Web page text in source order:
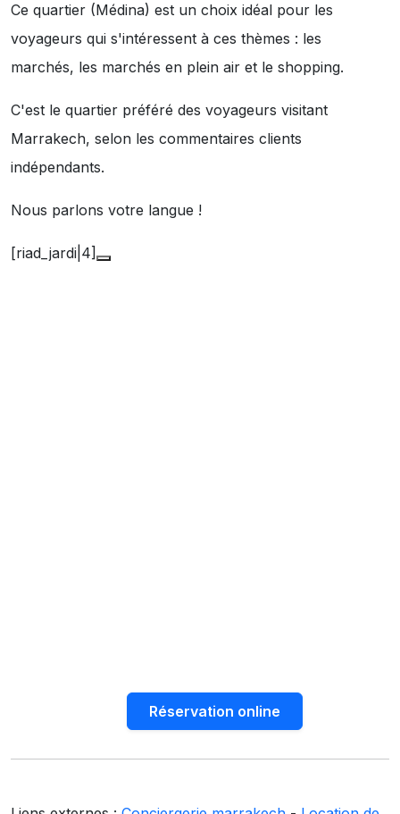
Ce quartier (Médina) est un choix idéal pour les
voyageurs qui s'intéressent à ces thèmes : les
marchés, les marchés en plein air et le shopping.
C'est le quartier préféré des voyageurs visitant
Marrakech, selon les commentaires clients
indépendants.
Nous parlons votre langue !
[riad_jardi|4]
Réservation online